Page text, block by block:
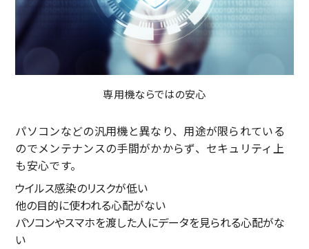
専用機ならではの安心
パソコンなどの汎用機と異なり、用途が限られている
のでメンテナンスの手間がかからず、セキュリティ上
も安心です。
ウイルス感染のリスクが低い
他の目的に使われる心配がない
パソコンやスマホを渡した人にデータを見られる心配がな
い